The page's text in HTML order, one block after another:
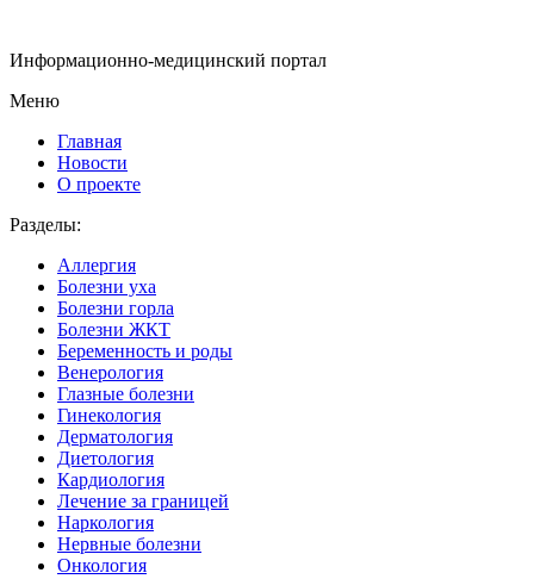
Информационно-медицинский портал
Меню
Главная
Новости
О проекте
Разделы:
Аллергия
Болезни уха
Болезни горла
Болезни ЖКТ
Беременность и роды
Венерология
Глазные болезни
Гинекология
Дерматология
Диетология
Кардиология
Лечение за границей
Наркология
Нервные болезни
Онкология